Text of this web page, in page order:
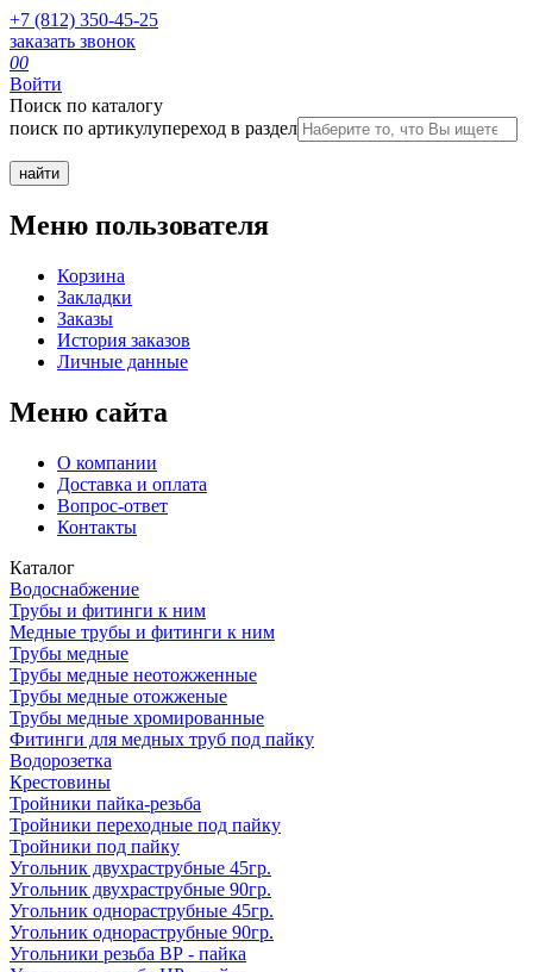
+7 (812) 350-45-25
заказать звонок
00
Войти
Поиск по каталогу
поиск по артикулупереход в раздел
Меню пользователя
Корзина
Закладки
Заказы
История заказов
Личные данные
Меню сайта
О компании
Доставка и оплата
Вопрос-ответ
Контакты
Каталог
Водоснабжение
Трубы и фитинги к ним
Медные трубы и фитинги к ним
Трубы медные
Трубы медные неотожженные
Трубы медные отожженые
Трубы медные хромированные
Фитинги для медных труб под пайку
Водорозетка
Крестовины
Тройники пайка-резьба
Тройники переходные под пайку
Тройники под пайку
Угольник двухраструбные 45гр.
Угольник двухраструбные 90гр.
Угольник однораструбные 45гр.
Угольник однораструбные 90гр.
Угольники резьба ВР - пайка